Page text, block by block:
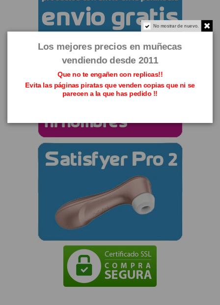
No mostrar de nuevo.
Los mejores precios en muñecas
vendiendo desde 2011
Que no te engañen con replicas!!
Evita las páginas piratas que venden copias que ni se
parecen a la que has pedido !!